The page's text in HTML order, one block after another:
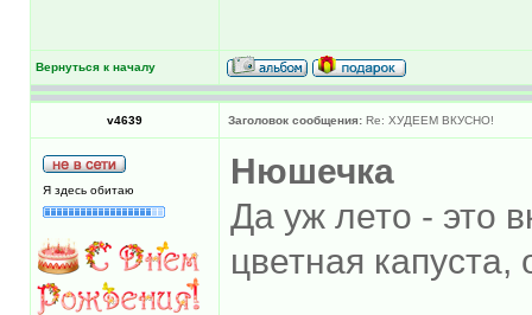
Вернуться к началу
v4639 Заголовок сообщения: Re: ХУДЕЕМ ВКУСНО!
Я здесь обитаю
Нюшечка
Да уж лето - это
цветная капуста,